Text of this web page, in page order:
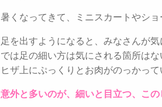
暑くなってきて、ミニスカートやシ
足を出すようになると、みなさんが
では足の細い方は気にされる箇所はな
ヒザ上にぷっくりとお肉がのっかっ
意外と多いのが、細いと目立つ、こ